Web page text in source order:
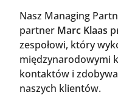
Nasz Managing
partner Marc Klaas
zespołowi, który
międzynarodowymi
kontaktów i
naszych klientów.